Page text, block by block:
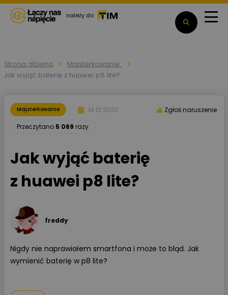
należy do
Strona główna
Majsterkowanie
Jak wyjąć baterię z huawei p8 lite?
Majsterkowanie
14.12.2020
Przeczytano 5 069 razy
Zgłoś naruszenie
Jak wyjąć baterię
z huawei p8 lite?
freddy
Nigdy nie naprawiałem smartfona i może to bląd. Jak
wymienić baterię w p8 lite?